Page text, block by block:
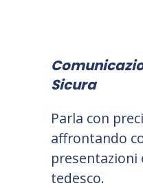
Sicura
Parla con
affrontando
presentazioni
tedesco.